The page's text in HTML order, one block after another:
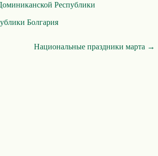
Республики
Болгария
Национальные праздники марта →